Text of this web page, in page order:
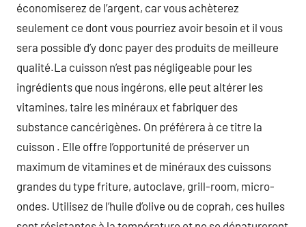
économiserez de l’argent, car vous achèterez
seulement ce dont vous pourriez avoir besoin et il vous
sera possible d’y donc payer des produits de meilleure
qualité.La cuisson n’est pas négligeable pour les
ingrédients que nous ingérons, elle peut altérer les
vitamines, taire les minéraux et fabriquer des
substance cancérigènes. On préférera à ce titre la
cuisson . Elle offre l’opportunité de préserver un
maximum de vitamines et de minéraux des cuissons
grandes du type friture, autoclave, grill-room, micro-
ondes. Utilisez de l’huile d’olive ou de coprah, ces huiles